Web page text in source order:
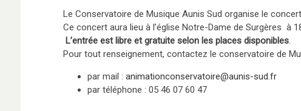
Le Conservatoire de Musique Aunis Sud organise le
Ce concert aura lieu à l’église Notre-Dame de Surgères à
L’entrée est libre et gratuite selon les places disponibles.
Pour tout renseignement, contactez le conservatoire de
par mail : animationconservatoire@aunis-sud.fr
par téléphone : 05 46 07 60 47